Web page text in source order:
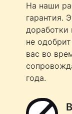
На наши
гарантия.
доработки
не
вас во
года.